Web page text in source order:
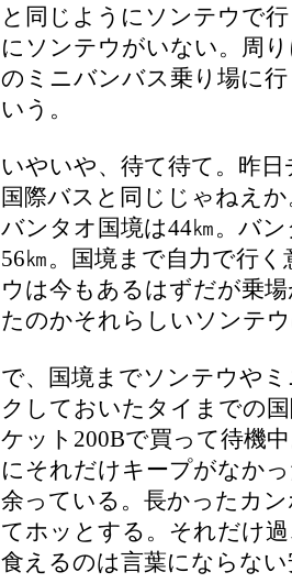
と同じようにソンテウで
にソンテウがいない。周
のミニバンバス乗り場に
いう。
いやいや、待て待て。昨
国際バスと同じじゃねえ
バンタオ国境は44㎞。バ
56㎞。国境まで自力で行
ウは今もあるはずだが乗
たのかそれらしいソンテウ
で、国境までソンテウや
クしておいたタイまでの
ケット200Bで買って待機
にそれだけキープがなか
余っている。長かったカ
てホッとする。それだけ
食えるのは言葉にならない